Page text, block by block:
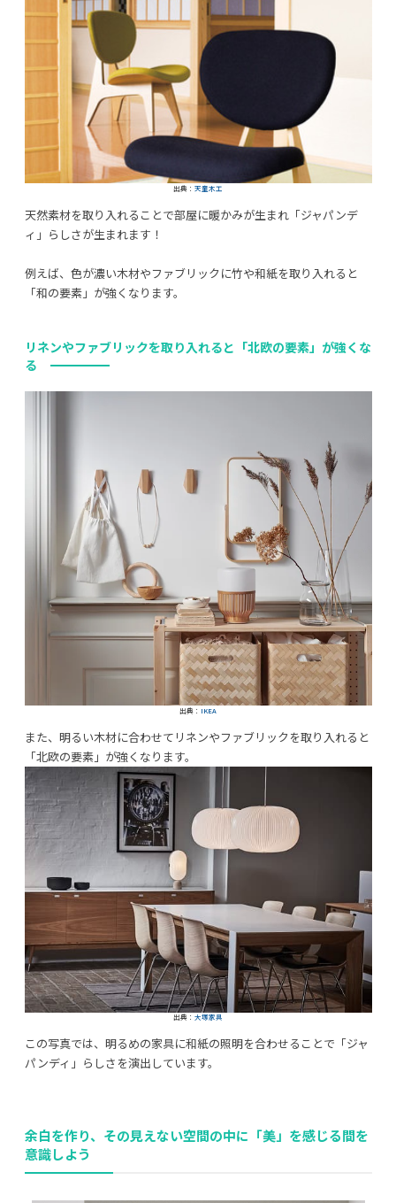
出典： 天童木工
天然素材を取り入れることで部屋に暖かみが生まれ「ジャパンデ
ィ」らしさが生まれます！
例えば、色が濃い木材やファブリックに竹や和紙を取り入れると
「和の要素」が強くなります。
リネンやファブリックを取り入れると「北欧の要素」が強くな
る
出典： IKEA
また、明るい木材に合わせてリネンやファブリックを取り入れると
「北欧の要素」が強くなります。
出典： 大塚家具
この写真では、明るめの家具に和紙の照明を合わせることで「ジャ
パンディ」らしさを演出しています。
余白を作り、その見えない空間の中に「美」を感じる間を
意識しよう